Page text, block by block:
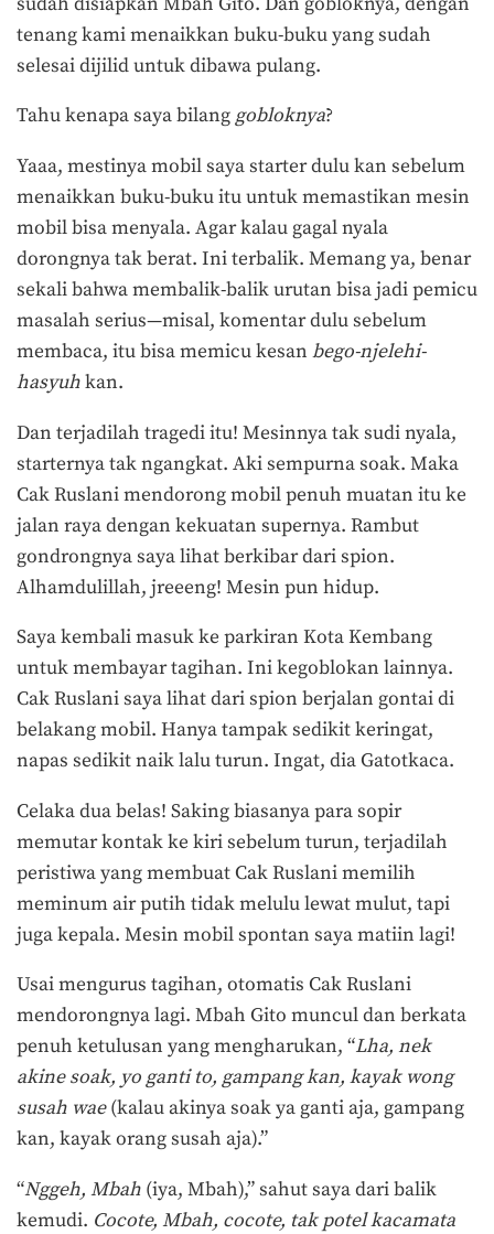
tenang kami menaikkan buku-buku yang sudah
selesai dijilid untuk dibawa pulang.
Tahu kenapa saya bilanggobloknya?
Yaaa, mestinya mobil saya starter dulu kan sebelum
menaikkan buku-buku itu untuk memastikan mesin
mobil bisa menyala. Agar kalau gagal nyala
dorongnya tak berat. Ini terbalik. Memang ya, benar
sekali bahwa membalik-balik urutan bisa jadi pemicu
masalah serius—misal, komentar dulu sebelum
membaca, itu bisa memicu kesan bego-njelehi-
hasyuhkan.
Dan terjadilah tragedi itu! Mesinnya tak sudi nyala,
starternya tak ngangkat. Aki sempurna soak. Maka
Cak Ruslani mendorong mobil penuh muatan itu ke
jalan raya dengan kekuatan supernya. Rambut
gondrongnya saya lihat berkibar dari spion.
Alhamdulillah, jreeeng! Mesin pun hidup.
Saya kembali masuk ke parkiran Kota Kembang
untuk membayar tagihan. Ini kegoblokan lainnya.
Cak Ruslani saya lihat dari spion berjalan gontai di
belakang mobil. Hanya tampak sedikit keringat,
napas sedikit naik lalu turun. Ingat, dia Gatotkaca.
Celaka dua belas! Saking biasanya para sopir
memutar kontak ke kiri sebelum turun, terjadilah
peristiwa yang membuat Cak Ruslani memilih
meminum air putih tidak melulu lewat mulut, tapi
juga kepala. Mesin mobil spontan saya matiin lagi!
Usai mengurus tagihan, otomatis Cak Ruslani
mendorongnya lagi. Mbah Gito muncul dan berkata
penuh ketulusan yang mengharukan, “Lha, nek
akine soak, yo ganti to, gampang kan, kayak wong
susah wae(kalau akinya soak ya ganti aja, gampang
kan, kayak orang susah aja).”
“Nggeh, Mbah (iya, Mbah),” sahut saya dari balik
kemudi. Cocote, Mbah, cocote, tak potel kacamata